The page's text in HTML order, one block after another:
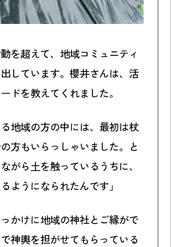
を超えて、地域コミュニティ
しています。櫻井さんは、活
ドを教えてくれました。
地域の方の中には、最初は杖
方もいらっしゃいました。と
がら土を触っているうちに、
ようになられたんです」
かけに地域の神社とご縁がで
神輿を担がせてもらっている